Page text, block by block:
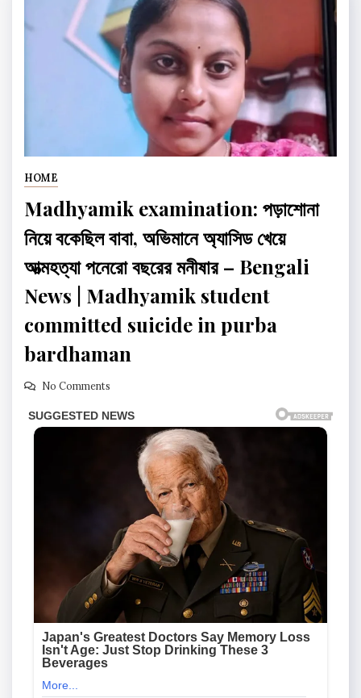
HOME
Madhyamik examination: পড়াশোনা
নিয়ে বকেছিল বাবা, অভিমানে অ্যাসিড খেয়ে
আত্মহত্যা পনেরো বছরের মনীষার – Bengali
News | Madhyamik student
committed suicide in purba
bardhaman
No Comments